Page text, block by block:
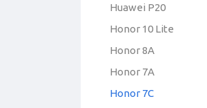
Huawei P20
Honor 10 Lite
Honor 8A
Honor 7A
Honor 7C